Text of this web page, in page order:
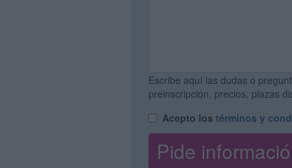
Escribe aquí las dudas o
preinscripción, precios, plazas
Acepto los términos y